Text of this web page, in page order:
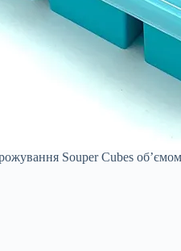
Souper Cubes